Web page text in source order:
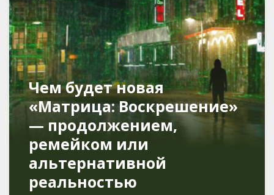
Чем будет новая
«Матрица: Воскрешение»
— продолжением,
ремейком или
альтернативной
реальностью